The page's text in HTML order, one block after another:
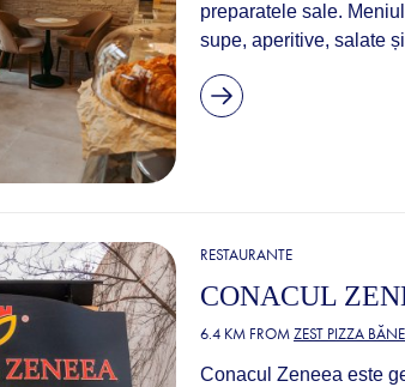
preparatele sale.
supe, aperitive, salate
RESTAURANTE
CONACUL
6.4 KM FROMZEST PIZZA
Conacul Zeneea este